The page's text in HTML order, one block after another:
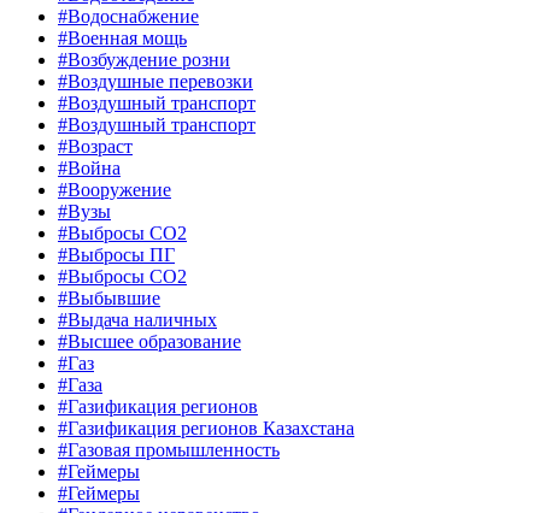
#Водоснабжение
#Военная мощь
#Возбуждение розни
#Воздушные перевозки
#Воздушный транспорт
#Воздушный транспорт
#Возраст
#Война
#Вооружение
#Вузы
#Выбросы CO2
#Выбросы ПГ
#Выбросы СО2
#Выбывшие
#Выдача наличных
#Высшее образование
#Газ
#Газа
#Газификация регионов
#Газификация регионов Казахстана
#Газовая промышленность
#Геймеры
#Геймеры